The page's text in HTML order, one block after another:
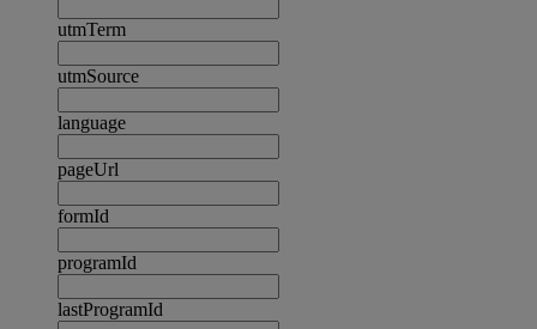
utmTerm
utmSource
language
pageUrl
formId
programId
lastProgramId